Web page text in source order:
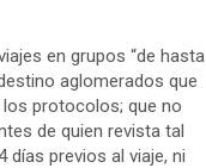
en grupos “de hasta
aglomerados que
los protocolos; que no
de quien revista tal
previos al viaje, ni